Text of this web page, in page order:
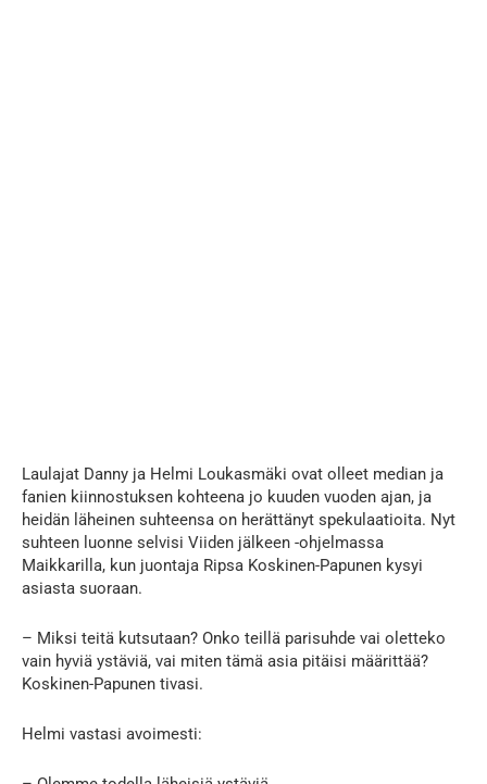
Laulajat Danny ja Helmi Loukasmäki ovat olleet median ja
fanien kiinnostuksen kohteena jo kuuden vuoden ajan, ja
heidän läheinen suhteensa on herättänyt spekulaatioita. Nyt
suhteen luonne selvisi Viiden jälkeen -ohjelmassa
Maikkarilla, kun juontaja Ripsa Koskinen-Papunen kysyi
asiasta suoraan.
– Miksi teitä kutsutaan? Onko teillä parisuhde vai oletteko
vain hyviä ystäviä, vai miten tämä asia pitäisi määrittää?
Koskinen-Papunen tivasi.
Helmi vastasi avoimesti: